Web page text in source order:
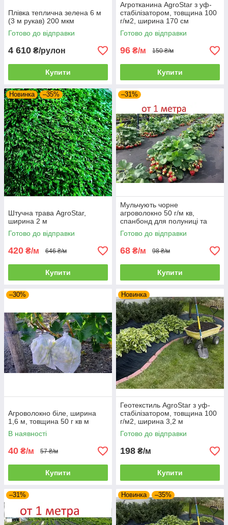
Плівка теплична зелена 6 м
(3 м рукав) 200 мкм
Готово до відправки
4 610 ₴/рулон
Купити
Агротканина AgroStar з уф-
стабілізатором, товщина 100
г/м2, ширина 170 см
Готово до відправки
96 ₴/м 150 ₴/м
Купити
Новинка –35%
Штучна трава AgroStar,
ширина 2 м
Готово до відправки
420 ₴/м 646 ₴/м
Купити
–31%
Мульчують чорне
агроволокно 50 г/м кв,
спанбонд для полуниці та
інших рослин
Готово до відправки
68 ₴/м 98 ₴/м
Купити
–30%
Агроволокно біле, ширина
1,6 м, товщина 50 г кв м
В наявності
40 ₴/м 57 ₴/м
Купити
Новинка
Геотекстиль AgroStar з уф-
стабілізатором, товщина 100
г/м2, ширина 3,2 м
Готово до відправки
198 ₴/м
Купити
–31% Новинка –35%